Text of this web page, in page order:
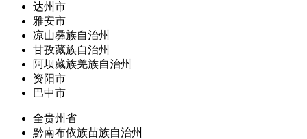
达州市
雅安市
凉山彝族自治州
甘孜藏族自治州
阿坝藏族羌族自治州
资阳市
巴中市
全贵州省
黔南布依族苗族自治州